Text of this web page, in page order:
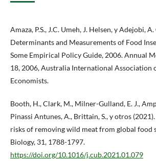
Amaza, P.S., J.C. Umeh, J. Helsen, y Adejobi,
Determinants and Measurements of Food
Some Empirical Policy Guide, 2006. Annual
18, 2006, Australia International Association
Economists.
Booth, H., Clark, M., Milner-Gulland, E. J.,
Pinassi Antunes, A., Brittain, S., y otros
risks of removing wild meat from global food
Biology, 31, 1788-1797.
https://doi.org/10.1016/j.cub.2021.01.079